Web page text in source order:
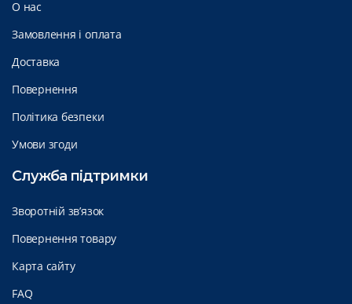
О нас
Замовлення і оплата
Доставка
Повернення
Політика безпеки
Умови згоди
Служба підтримки
Зворотній зв’язок
Повернення товару
Карта сайту
FAQ